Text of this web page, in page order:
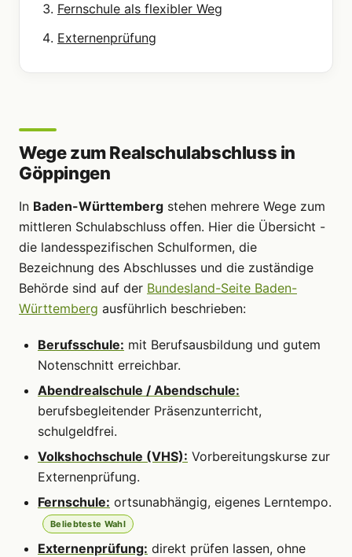
Fernschule als flexibler Weg
Externenprüfung
Wege zum Realschulabschluss in
Göppingen
In Baden-Württemberg stehen mehrere Wege zum
mittleren Schulabschluss offen. Hier die Übersicht -
die landesspezifischen Schulformen, die
Bezeichnung des Abschlusses und die zuständige
Behörde sind auf der Bundesland-Seite Baden-
Württemberg ausführlich beschrieben:
Berufsschule: mit Berufsausbildung und gutem
Notenschnitt erreichbar.
Abendrealschule / Abendschule:
berufsbegleitender Präsenzunterricht,
schulgeldfrei.
Volkshochschule (VHS): Vorbereitungskurse zur
Externenprüfung.
Fernschule: ortsunabhängig, eigenes Lerntempo.
Beliebteste Wahl
Externenprüfung: direkt prüfen lassen, ohne